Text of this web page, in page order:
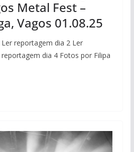
Metal Fest –
Vagos 01.08.25
reportagem dia 2 Ler
dia 4 Fotos por Filipa